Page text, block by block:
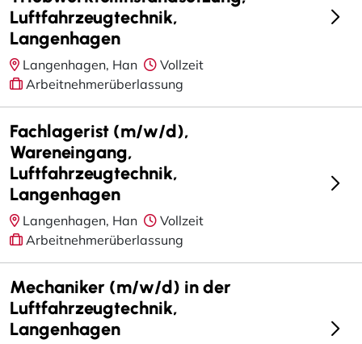
Luftfahrzeugtechnik,
Langenhagen
Langenhagen, Han
Vollzeit
Arbeitnehmerüberlassung
Fachlagerist (m/w/d),
Wareneingang,
Luftfahrzeugtechnik,
Langenhagen
Langenhagen, Han
Vollzeit
Arbeitnehmerüberlassung
Mechaniker (m/w/d) in der
Luftfahrzeugtechnik,
Langenhagen